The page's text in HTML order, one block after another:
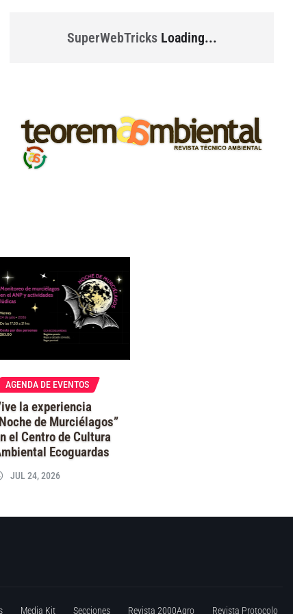
SuperWebTricksLoading...
AGENDA DE EVENTOS
la experiencia
de Murciélagos”
el Centro de Cultura
Ecoguardas
JUL 24, 2026
Media Kit Secciones Revista 2000Agro Revista Protocolo